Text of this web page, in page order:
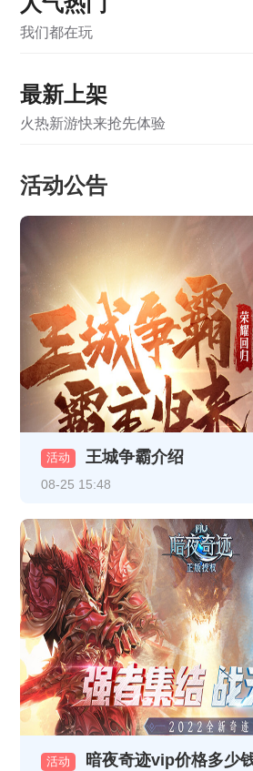
《霸者天下》5月22日维护公
《霸者天下》5月12日合服公
《霸者天下》5月7日维护公告
《霸者天下》4月28日维护公
《霸者天下》4月21日合服公
《霸者天下》3月31日合服公
《战online》关服公告
《霸者天下》开服活动
《龙破九天》2月5日10:00-
《龙破九天》1月13日10:00-
《龙破九天》1月9日16:30-
《龙破九天》1月8日16:30-
《龙破九天》1月5日10:00-
《热血战纪》1月1日-1月3日
《龙破九天》12月30日
《龙破九天》1月1日10:00-
《龙破九天》12月26日
我们都在玩
最新上架
火热新游快来抢先体验
活动公告
活动 王城争霸介绍
08-25 15:48
活动 暗夜奇迹vip价格多少